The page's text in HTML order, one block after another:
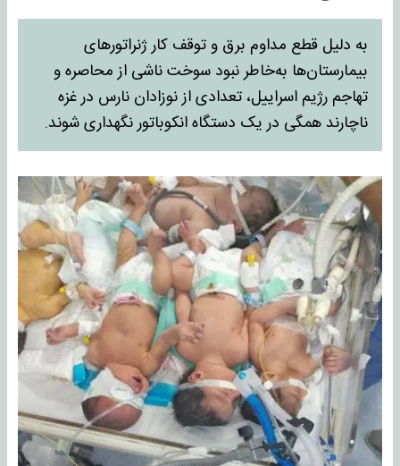
به دلیل قطع مداوم برق و توقف کار ژنراتورهای
بیمارستان‌ها به‌خاطر نبود سوخت ناشی از محاصره و
تهاجم رژیم اسراییل، تعدادی از نوزادان نارس در غزه
ناچارند همگی در یک دستگاه انکوباتور نگهداری شوند.